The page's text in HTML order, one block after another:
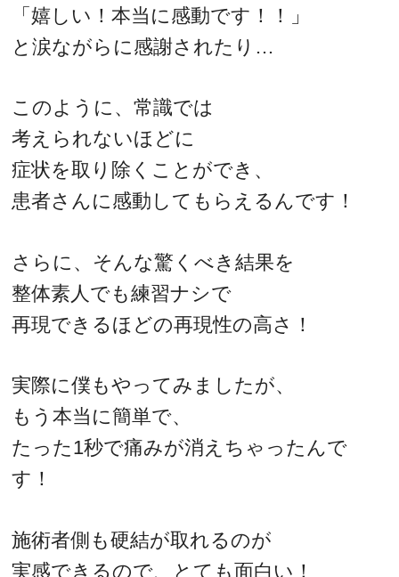
「嬉しい！本当に感動です！！」
と涙ながらに感謝されたり…
このように、常識では
考えられないほどに
症状を取り除くことができ、
患者さんに感動してもらえるんです！
さらに、そんな驚くべき結果を
整体素人でも練習ナシで
再現できるほどの再現性の高さ！
実際に僕もやってみましたが、
もう本当に簡単で、
たった1秒で痛みが消えちゃったんで
す！
施術者側も硬結が取れるのが
実感できるので、とても面白い！